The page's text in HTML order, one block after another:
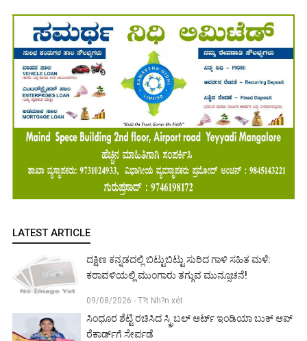
LATEST ARTICLE
ದಕ್ಷಿಣ ಕನ್ನಡದಲ್ಲಿ ಬಿಟ್ಟುಬಿಟ್ಟು ಸುರಿದ ಗಾಳಿ ಸಹಿತ ಮಳೆ:
ಕರಾವಳಿಯಲ್ಲಿ ಮುಂಗಾರು ತಗ್ಗುವ ಮುನ್ಸೂಚನೆ!
09/08/2026 - T?t Nh?n xét
ಸಿಂಧೂರ ಶೆಟ್ಟಿ ರಚಿಸಿದ ಸ್ಕ್ರಿಬಲ್ ಆರ್ಟ್ ಇಂಡಿಯಾ ಬುಕ್ ಆಪ್
ರೆಕಾರ್ಡ್‌ಗೆ ಸೇರ್ಪಡೆ